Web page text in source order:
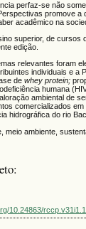
perfaz-se não
promove a
acadêmico na
superior, de
edição.
relevantes foram
individuais e a
dewhey protein;
humana
ambiental de
comercializados
hidrográfica do rio
meio ambiente,
10.24863/